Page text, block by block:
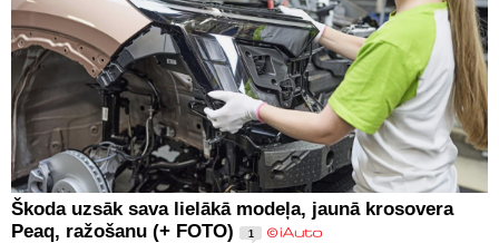
Škoda uzsāk sava lielākā modeļa, jaunā krosovera
Peaq, ražošanu (+ FOTO)
1